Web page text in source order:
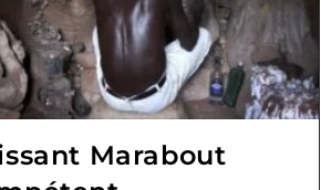
Marabout